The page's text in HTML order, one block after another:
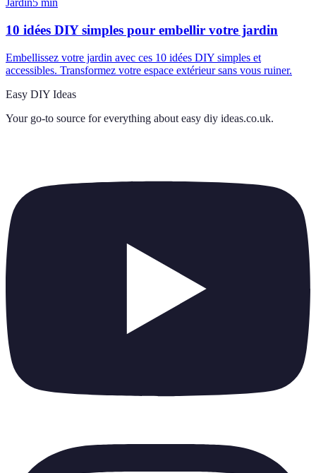
Jardin5 min
10 idées DIY simples pour embellir votre jardin
Embellissez votre jardin avec ces 10 idées DIY simples et
accessibles. Transformez votre espace extérieur sans vous ruiner.
Easy DIY Ideas
Your go-to source for everything about easy diy ideas.co.uk.